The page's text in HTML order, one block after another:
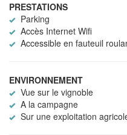
PRESTATIONS
Parking
Accès Internet Wifi
Accessible en fauteuil
ENVIRONNEMENT
Vue sur le vignoble
A la campagne
Sur une exploitation